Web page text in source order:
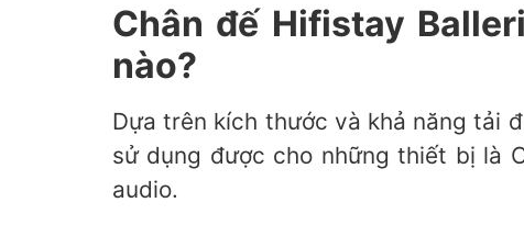
Chân đế Hifistay
nào?
Dựa trên kích thước và khả năng tải
sử dụng được cho những thiết bị là
audio.